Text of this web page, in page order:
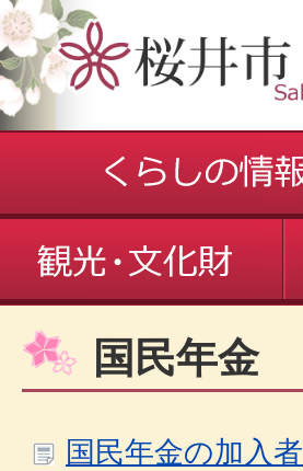
国民年金
国民年金の加入者